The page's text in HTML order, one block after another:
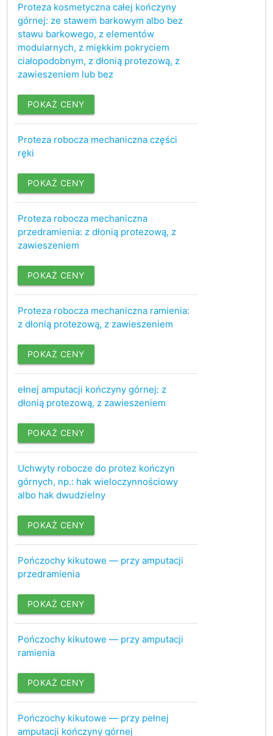
Proteza kosmetyczna całej kończyny
górnej: ze stawem barkowym albo bez
stawu barkowego, z elementów
modularnych, z miękkim pokryciem
ciałopodobnym, z dłonią protezową, z
zawieszeniem lub bez
POKAŻ CENY
Proteza robocza mechaniczna części
ręki
POKAŻ CENY
Proteza robocza mechaniczna
przedramienia: z dłonią protezową, z
zawieszeniem
POKAŻ CENY
Proteza robocza mechaniczna ramienia:
z dłonią protezową, z zawieszeniem
POKAŻ CENY
ełnej amputacji kończyny górnej: z
dłonią protezową, z zawieszeniem
POKAŻ CENY
Uchwyty robocze do protez kończyn
górnych, np.: hak wieloczynnościowy
albo hak dwudzielny
POKAŻ CENY
Pończochy kikutowe — przy amputacji
przedramienia
POKAŻ CENY
Pończochy kikutowe — przy amputacji
ramienia
POKAŻ CENY
Pończochy kikutowe — przy pełnej
amputacji kończyny górnej